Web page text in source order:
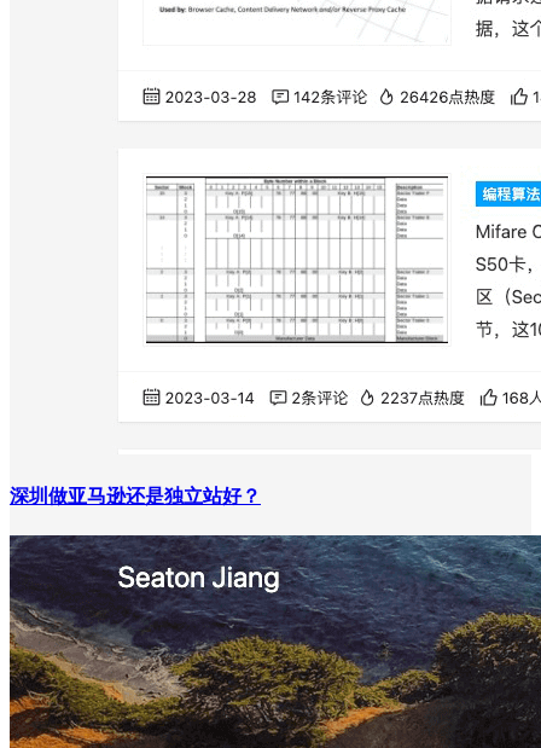
深圳做亚马逊还是独立站好？